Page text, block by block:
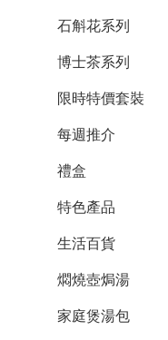
石斛花系列
博士茶系列
限時特價套裝
每週推介
禮盒
特色產品
生活百貨
燜燒壺焗湯
家庭煲湯包